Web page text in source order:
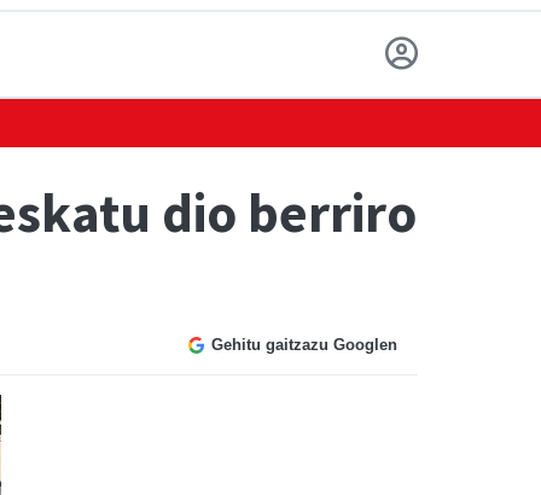
dio berriro
Gehitu gaitzazu Googlen